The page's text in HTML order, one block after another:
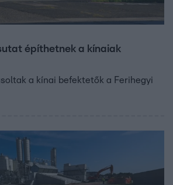
építhetnek a kínaiak
a kínai befektetők a Ferihegyi